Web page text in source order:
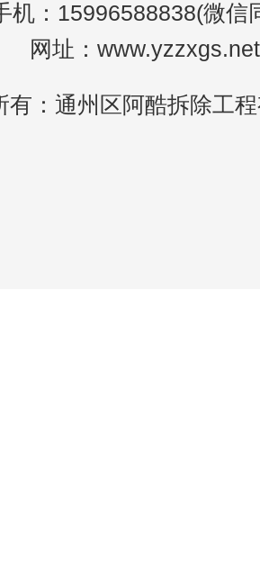
机：15996588838(微信
网址：www.yzzxgs.net
有：通州区阿酷拆除工